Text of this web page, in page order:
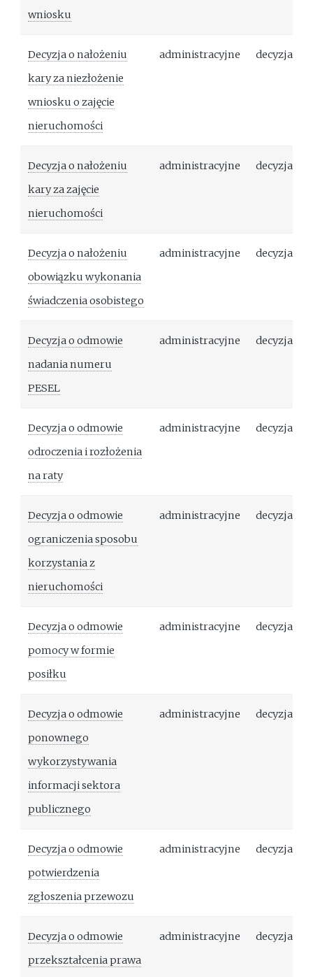
wniosku
Decyzja o nałożeniu
kary za niezłożenie
wniosku o zajęcie
nieruchomości
administracyjne decyzja
Decyzja o nałożeniu
kary za zajęcie
nieruchomości
administracyjne decyzja
Decyzja o nałożeniu
obowiązku wykonania
świadczenia osobistego
administracyjne decyzja
Decyzja o odmowie
nadania numeru
PESEL
administracyjne decyzja
Decyzja o odmowie
odroczenia i rozłożenia
na raty
administracyjne decyzja
Decyzja o odmowie
ograniczenia sposobu
korzystania z
nieruchomości
administracyjne decyzja
Decyzja o odmowie
pomocy w formie
posiłku
administracyjne decyzja
Decyzja o odmowie
ponownego
wykorzystywania
informacji sektora
publicznego
administracyjne decyzja
Decyzja o odmowie
potwierdzenia
zgłoszenia przewozu
administracyjne decyzja
Decyzja o odmowie
przekształcenia prawa
administracyjne decyzja